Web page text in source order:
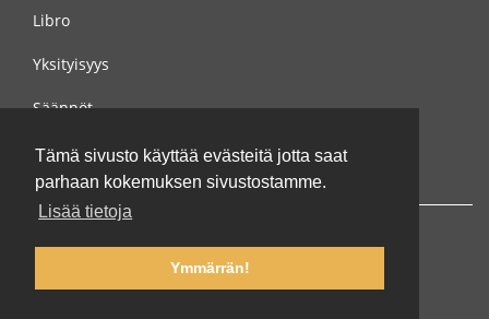
Tämä sivusto käyttää evästeitä jotta saat
parhaan kokemuksen sivustostamme.
Lisää tietoja
Ymmärrän!
Libro
Yksityisyys
Säännöt
Ota yhteyttä meihin
© 2002-2026 lernu.net |Impressum